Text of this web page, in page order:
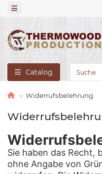
Catalog
Widerrufsbelehrung
Sie haben das Recht,
ohne Angabe von